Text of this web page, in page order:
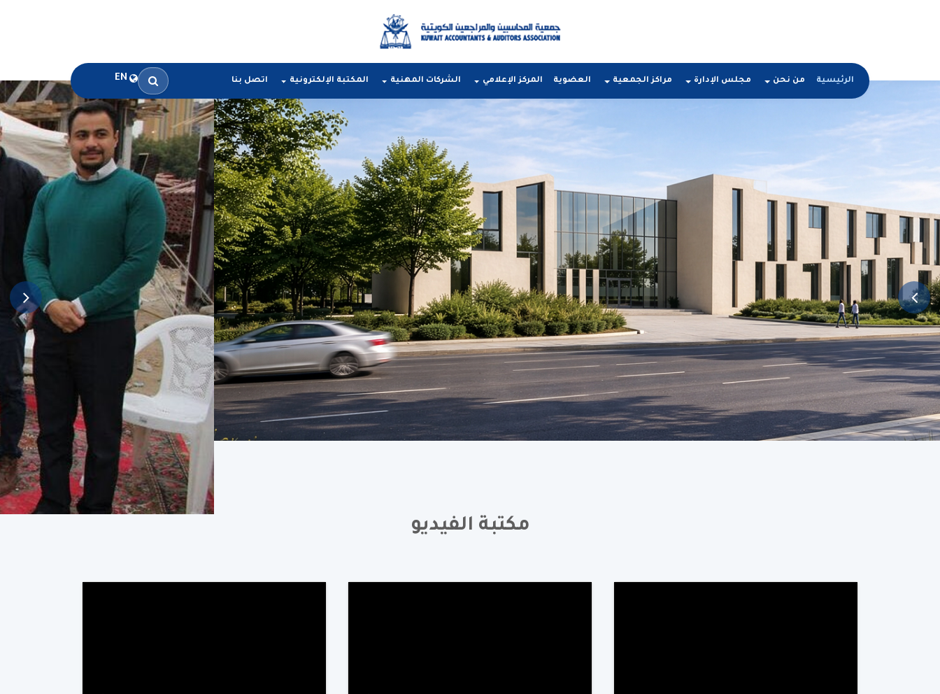
الرئيسية من نحن مجلس الإدارة مراكز الجمعية العضوية المركز الإعلامي الشركات المهنية المكتبة الإلكترونية اتصل بنا EN
مكتبة الفيديو